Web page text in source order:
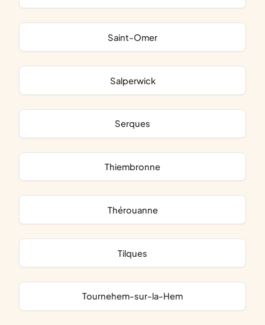
Saint-Omer
Salperwick
Serques
Thiembronne
Thérouanne
Tilques
Tournehem-sur-la-Hem